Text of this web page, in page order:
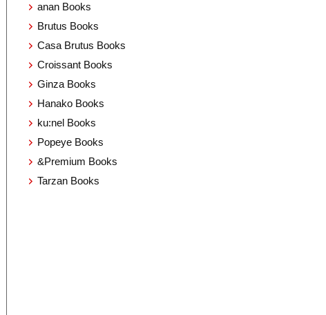
anan Books
Brutus Books
Casa Brutus Books
Croissant Books
Ginza Books
Hanako Books
ku:nel Books
Popeye Books
&Premium Books
Tarzan Books